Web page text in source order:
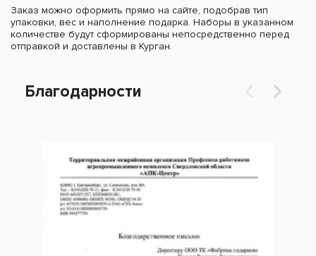
Заказ можно оформить прямо на сайте, подобрав тип
упаковки, вес и наполнение подарка. Наборы в указанном
количестве будут сформированы непосредственно перед
отправкой и доставлены в Курган.
Благодарности